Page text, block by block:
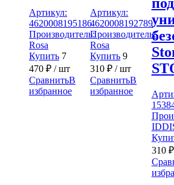
Артикул:
4620008195186
Производитель:
Rosa
Купить 7
470 ₽ / шт
СравнитьВ
избранное
Артикул:
4620008192789
Производитель:
Rosa
Купить 9
310₽ / шт
СравнитьВ
избранное
310 ₽